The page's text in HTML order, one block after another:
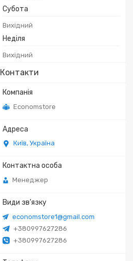
Субота
Вихідний
Неділя
Вихідний
Контакти
Economstore
Київ, Україна
Менеджер
economstore1@gmail.com
+380997627286
+380997627286